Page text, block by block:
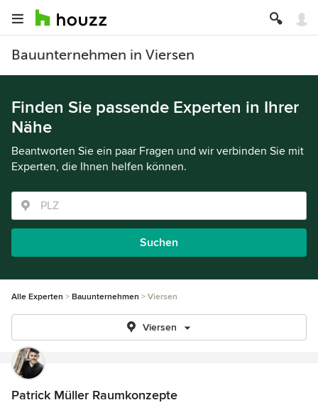
Bauunternehmen in Viersen
Finden Sie passende Experten in Ihrer
Nähe
Beantworten Sie ein paar Fragen und wir verbinden Sie mit
Experten, die Ihnen helfen können.
Suchen
Alle Experten Bauunternehmen Viersen
Viersen
Patrick Müller Raumkonzepte